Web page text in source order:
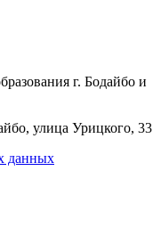
г. Бодайбо и
улица Урицкого, 33
данных